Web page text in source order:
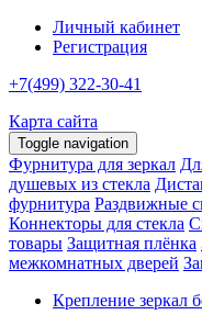
Личный кабинет
Регистрация
+7(499) 322-30-41
Карта сайта
Toggle navigation
Фурнитура для зеркал
душевых из стекла
фурнитура Раздвижные
Коннекторы для стекла
товары Защитная плёнка
межкомнатных дверей
Крепление зеркал